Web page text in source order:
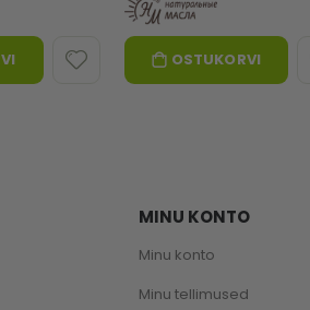
OSTUKORVI
MINU KONTO
Minu konto
Minu tellimused